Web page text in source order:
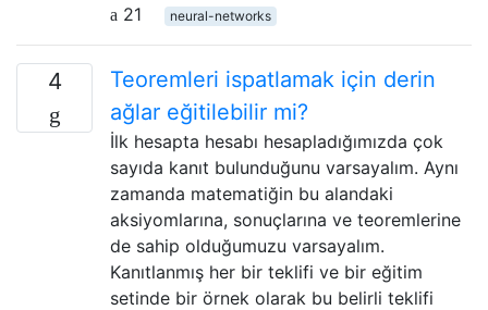
21
neural-networks
4
Teoremleri ispatlamak için derin
ağlar eğitilebilir mi?
İlk hesapta hesabı hesapladığımızda çok
sayıda kanıt bulunduğunu varsayalım. Aynı
zamanda matematiğin bu alandaki
aksiyomlarına, sonuçlarına ve teoremlerine
de sahip olduğumuzu varsayalım.
Kanıtlanmış her bir teklifi ve bir eğitim
setinde bir örnek olarak bu belirli teklifi